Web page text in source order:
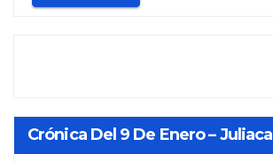
Crónica Del 9 De Enero – Juliaca